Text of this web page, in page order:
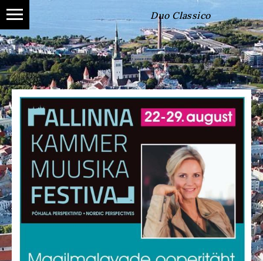
Duo Classico